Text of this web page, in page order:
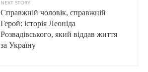
NEXT STORY
Справжній чоловік, справжній
Герой: історія Леоніда
Розвадівського, який віддав життя
за Україну